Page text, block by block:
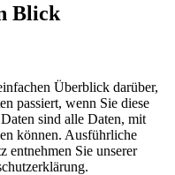
Blick
Überblick darüber,
passiert, wenn Sie diese
sind alle Daten, mit
können. Ausführliche
entnehmen Sie unserer